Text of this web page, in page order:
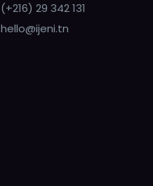
(+216) 29 342 131
hello@ijeni.tn